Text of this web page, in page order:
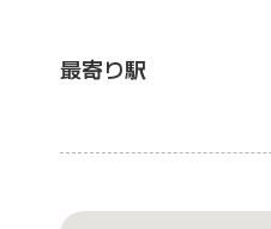
最寄り駅